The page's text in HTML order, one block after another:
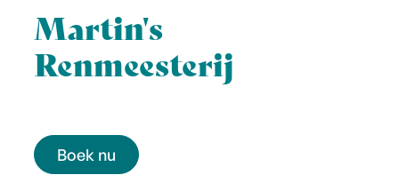
Martin's
Renmeesterij
Boek nu